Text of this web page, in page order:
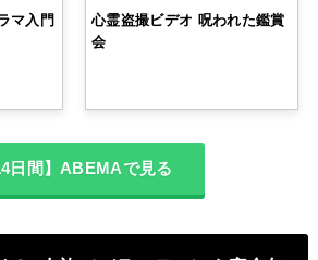
マ入門
心霊盗撮ビデオ 呪われた鑑賞
会
日間】ABEMAで見る